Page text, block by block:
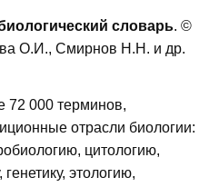
словарь. ©
О.И., Смирнов Н.Н. и др.
72 000 терминов,
отрасли биологии:
цитологию,
этологию,